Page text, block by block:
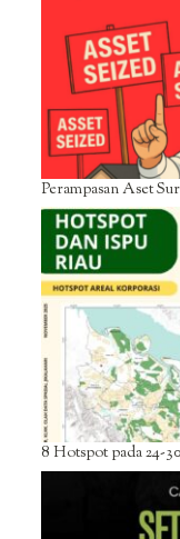
Perampasan Aset
8 Hotspot pada 24-